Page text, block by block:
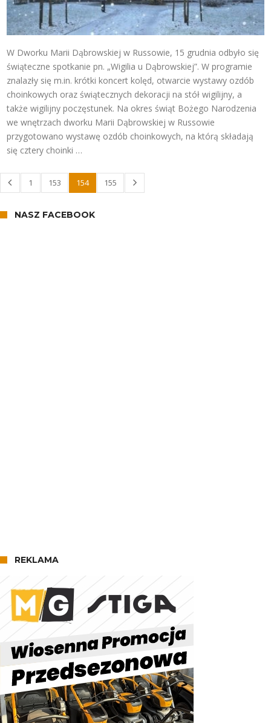
W Dworku Marii Dąbrowskiej w Russowie, 15 grudnia odbyło się
świąteczne spotkanie pn. „Wigilia u Dąbrowskiej”. W programie
znalazły się m.in. krótki koncert kolęd, otwarcie wystawy ozdób
choinkowych oraz świątecznych dekoracji na stół wigilijny, a
także wigilijny poczęstunek. Na okres świąt Bożego Narodzenia
we wnętrzach dworku Marii Dąbrowskiej w Russowie
przygotowano wystawę ozdób choinkowych, na którą składają
się cztery choinki …
1 153 154 155
NASZ FACEBOOK
REKLAMA